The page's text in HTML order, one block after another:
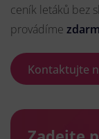
ceník letáků bez
provádíme
Kontaktujte